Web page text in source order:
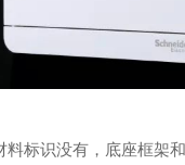
料标识没有，底座框架